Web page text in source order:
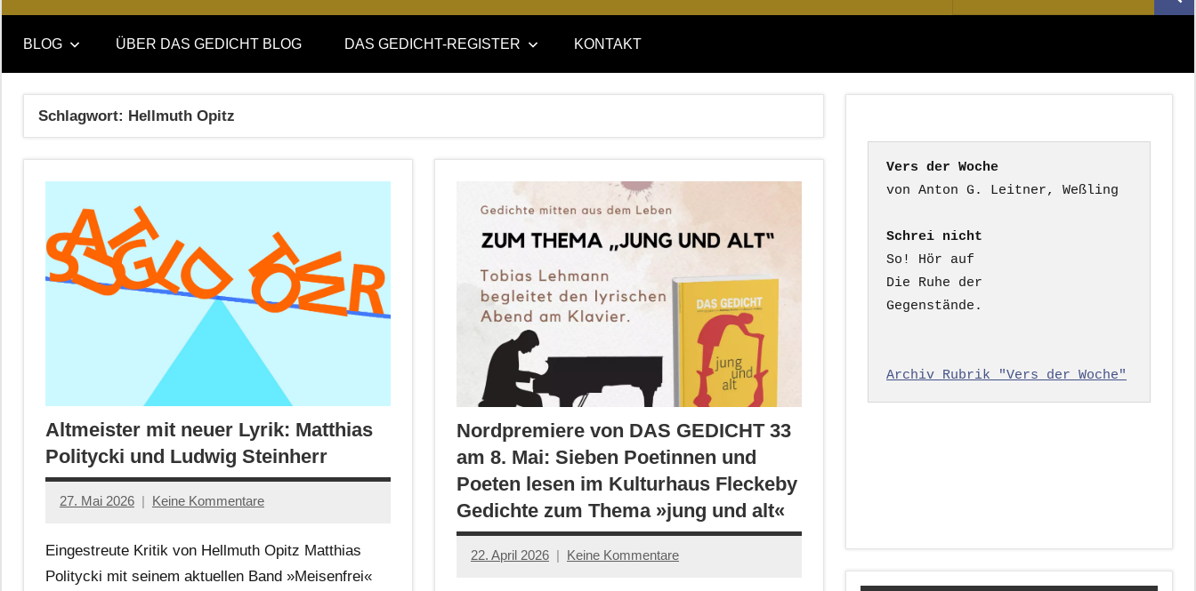
DAS
GEDICHT
blog
DAS
GEDICHT.
Zeitschrift
nach:
BLOG ÜBER DAS GEDICHT BLOG DAS GEDICHT-REGISTER KONTAKT
Schlagwort: Hellmuth Opitz
Altmeister mit neuer Lyrik: Matthias
Politycki und Ludwig Steinherr
27. Mai 2026
Jan-
Hornauer
für
Keine Kommentare
Eingestreute Kritik von Hellmuth Opitz Matthias
Politycki mit seinem aktuellen Band »Meisenfrei«
Nordpremiere von DAS GEDICHT 33
am 8. Mai: Sieben Poetinnen und
Poeten lesen im Kulturhaus Fleckeby
Gedichte zum Thema »jung und alt«
22. April 2026
Jan-
Keine Kommentare
Vers der Woche
Schrei nicht
So! Hör auf
Die Ruhe der
Gegenstände.
Archiv Rubrik "Vers der Woche"